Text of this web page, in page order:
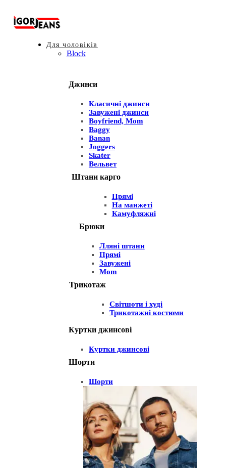
Для чоловіків
Block
Джинси
Класичні джинси
Завужені джинси
Boyfriend, Mom
Baggy
Banan
Joggers
Skater
Вельвет
Штани карго
Прямі
На манжеті
Камуфляжні
Брюки
Лляні штани
Прямі
Завужені
Mom
Трикотаж
Світшоти і худі
Трикотажні костюми
Куртки джинсові
Куртки джинсові
Шорти
Шорти